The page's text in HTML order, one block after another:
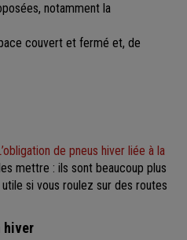
notamment la
couvert et fermé et, de
de pneus hiver liée à la
mettre : ils sont beaucoup plus
si vous roulez sur des routes
hiver